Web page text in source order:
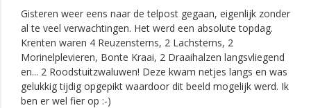
Gisteren weer eens naar de telpost gegaan, eigenlijk zonder
al te veel verwachtingen. Het werd een absolute topdag.
Krenten waren 4 Reuzensterns, 2 Lachsterns, 2
Morinelplevieren, Bonte Kraai, 2 Draaihalzen langsvliegend
en... 2 Roodstuitzwaluwen! Deze kwam netjes langs en was
gelukkig tijdig opgepikt waardoor dit beeld mogelijk werd. Ik
ben er wel fier op :-)